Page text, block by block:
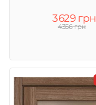
3629 грн
4356 грн